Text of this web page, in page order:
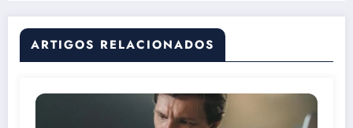
ARTIGOS RELACIONADOS